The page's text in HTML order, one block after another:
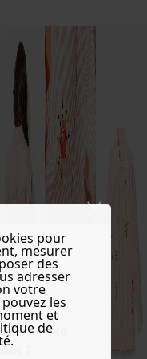
to
?
pour
mesurer
des
adresser
votre
les
et
de